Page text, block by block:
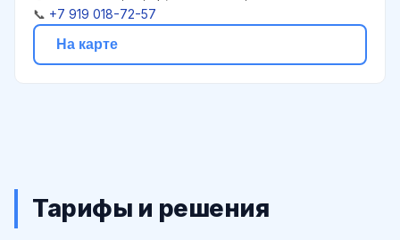
📞 +7 919 018-72-57
На карте
Тарифы и решения